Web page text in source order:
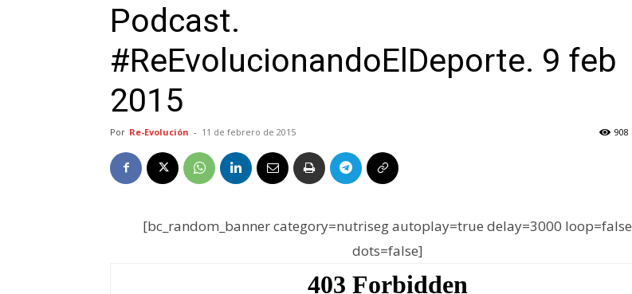
Podcast.
#ReEvolucionandoElDeporte. 9 feb
2015
Por Re-Evolución - 11 de febrero de 2015 908
[bc_random_banner category=nutriseg autoplay=true delay=3000 loop=false
dots=false]